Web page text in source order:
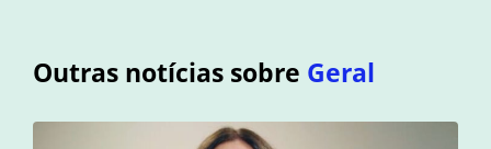
Outras notícias sobre Geral